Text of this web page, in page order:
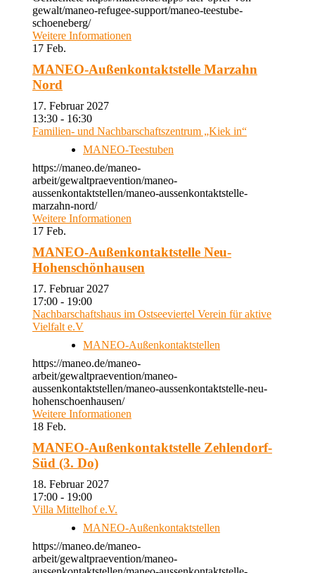
gewalt/maneo-refugee-support/maneo-teestube-
schoeneberg/
Weitere Informationen
17 Feb.
MANEO-Außenkontaktstelle Marzahn
Nord
17. Februar 2027
13:30 - 16:30
Familien- und Nachbarschaftszentrum „Kiek in“
MANEO-Teestuben
https://maneo.de/maneo-
arbeit/gewaltpraevention/maneo-
aussenkontaktstellen/maneo-aussenkontaktstelle-
marzahn-nord/
Weitere Informationen
17 Feb.
MANEO-Außenkontaktstelle Neu-
Hohenschönhausen
17. Februar 2027
17:00 - 19:00
Nachbarschaftshaus im Ostseeviertel Verein für aktive
Vielfalt e.V
MANEO-Außenkontaktstellen
https://maneo.de/maneo-
arbeit/gewaltpraevention/maneo-
aussenkontaktstellen/maneo-aussenkontaktstelle-neu-
hohenschoenhausen/
Weitere Informationen
18 Feb.
MANEO-Außenkontaktstelle Zehlendorf-
Süd (3. Do)
18. Februar 2027
17:00 - 19:00
Villa Mittelhof e.V.
MANEO-Außenkontaktstellen
https://maneo.de/maneo-
arbeit/gewaltpraevention/maneo-